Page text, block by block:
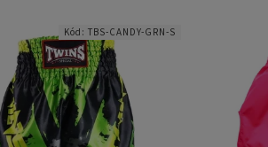
Kód: TBS-CANDY-GRN-S